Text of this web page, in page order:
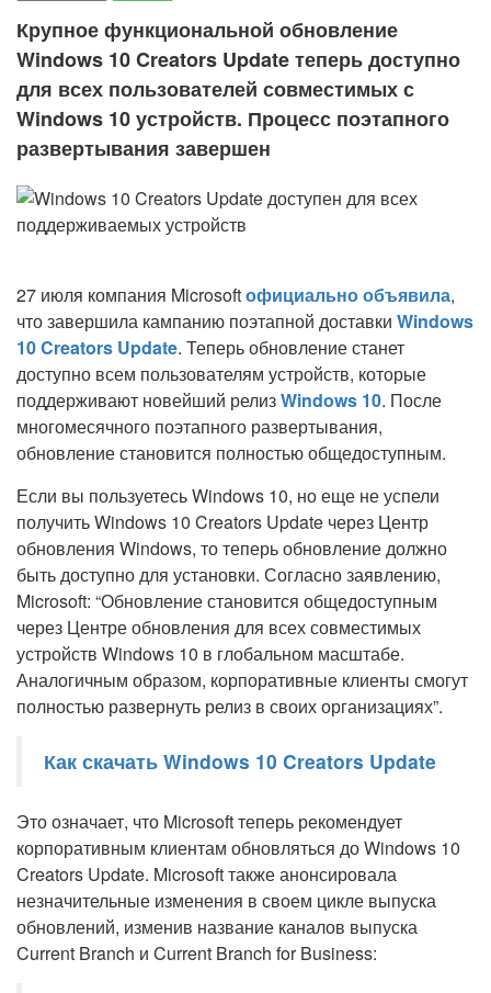
Крупное функциональной обновление
Windows 10 Creators Update теперь доступно
для всех пользователей совместимых с
Windows 10 устройств. Процесс поэтапного
развертывания завершен
27 июля компания Microsoftофициально объявила,
что завершила кампанию поэтапной доставки Windows
10 Creators Update. Теперь обновление станет
доступно всем пользователям устройств, которые
поддерживают новейший релизWindows 10. После
многомесячного поэтапного развертывания,
обновление становится полностью общедоступным.
Если вы пользуетесь Windows 10, но еще не успели
получить Windows 10 Creators Update через Центр
обновления Windows, то теперь обновление должно
быть доступно для установки. Согласно заявлению,
Microsoft: “Обновление становится общедоступным
через Центре обновления для всех совместимых
устройств Windows 10 в глобальном масштабе.
Аналогичным образом, корпоративные клиенты смогут
полностью развернуть релиз в своих организациях”.
Как скачать Windows 10 Creators Update
Это означает, что Microsoft теперь рекомендует
корпоративным клиентам обновляться до Windows 10
Creators Update. Microsoft также анонсировала
незначительные изменения в своем цикле выпуска
обновлений, изменив название каналов выпуска
Current Branch и Current Branch for Business: